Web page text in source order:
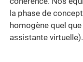
la phase de
homogène quel
assistante virtuelle).